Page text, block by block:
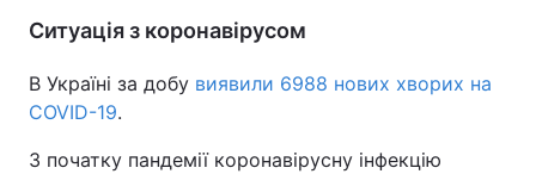
Ситуація з коронавірусом
В Україні за добу виявили 6988 нових хворих на
COVID-19.
З початку пандемії коронавірусну інфекцію